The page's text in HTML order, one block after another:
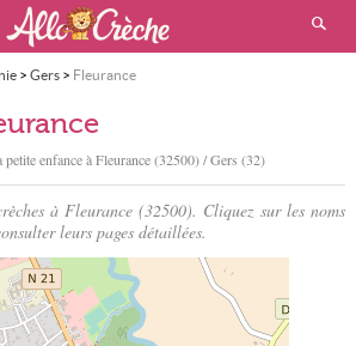
> Gers> Fleurance
enfance àFleurance(32500) / Gers (32)
à Fleurance (32500). Cliquez sur les noms
leurs pages détaillées.